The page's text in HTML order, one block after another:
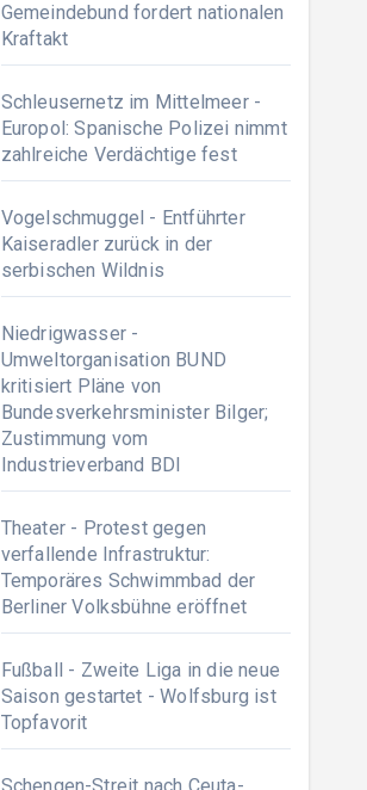
Gemeindebund fordert nationalen
Kraftakt
Schleusernetz im Mittelmeer -
Europol: Spanische Polizei nimmt
zahlreiche Verdächtige fest
Vogelschmuggel - Entführter
Kaiseradler zurück in der
serbischen Wildnis
Niedrigwasser -
Umweltorganisation BUND
kritisiert Pläne von
Bundesverkehrsminister Bilger;
Zustimmung vom
Industrieverband BDI
Theater - Protest gegen
verfallende Infrastruktur:
Temporäres Schwimmbad der
Berliner Volksbühne eröffnet
Fußball - Zweite Liga in die neue
Saison gestartet - Wolfsburg ist
Topfavorit